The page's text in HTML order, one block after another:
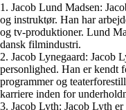
1. Jacob Lund Madsen:
og instruktør. Han har
og tv-produktioner. Lund
dansk filmindustri.
2. Jacob Lynegaard: Jacob
personlighed. Han er kendt
programmer og
karriere inden for
3. Jacob Lyth: Jacob Lyth